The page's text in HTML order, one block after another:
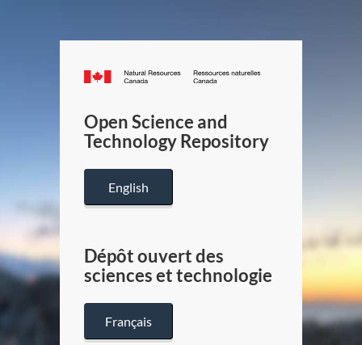
Canada.ca
/
Canada
Open Science and
Technology Repository
English
Dépôt ouvert des
sciences et technologie
Français